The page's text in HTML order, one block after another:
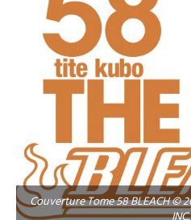
Couverture Tome 58 BLEACH ©